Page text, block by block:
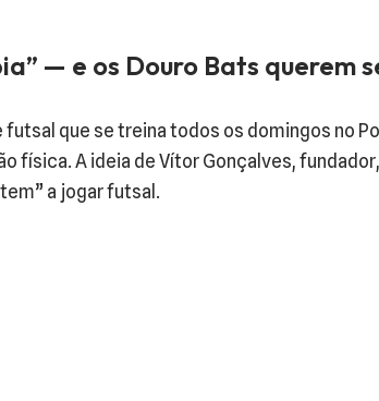
— e os Douro Bats querem
que se treina todos os domingos no
A ideia de Vítor Gonçalves,
a jogar futsal.